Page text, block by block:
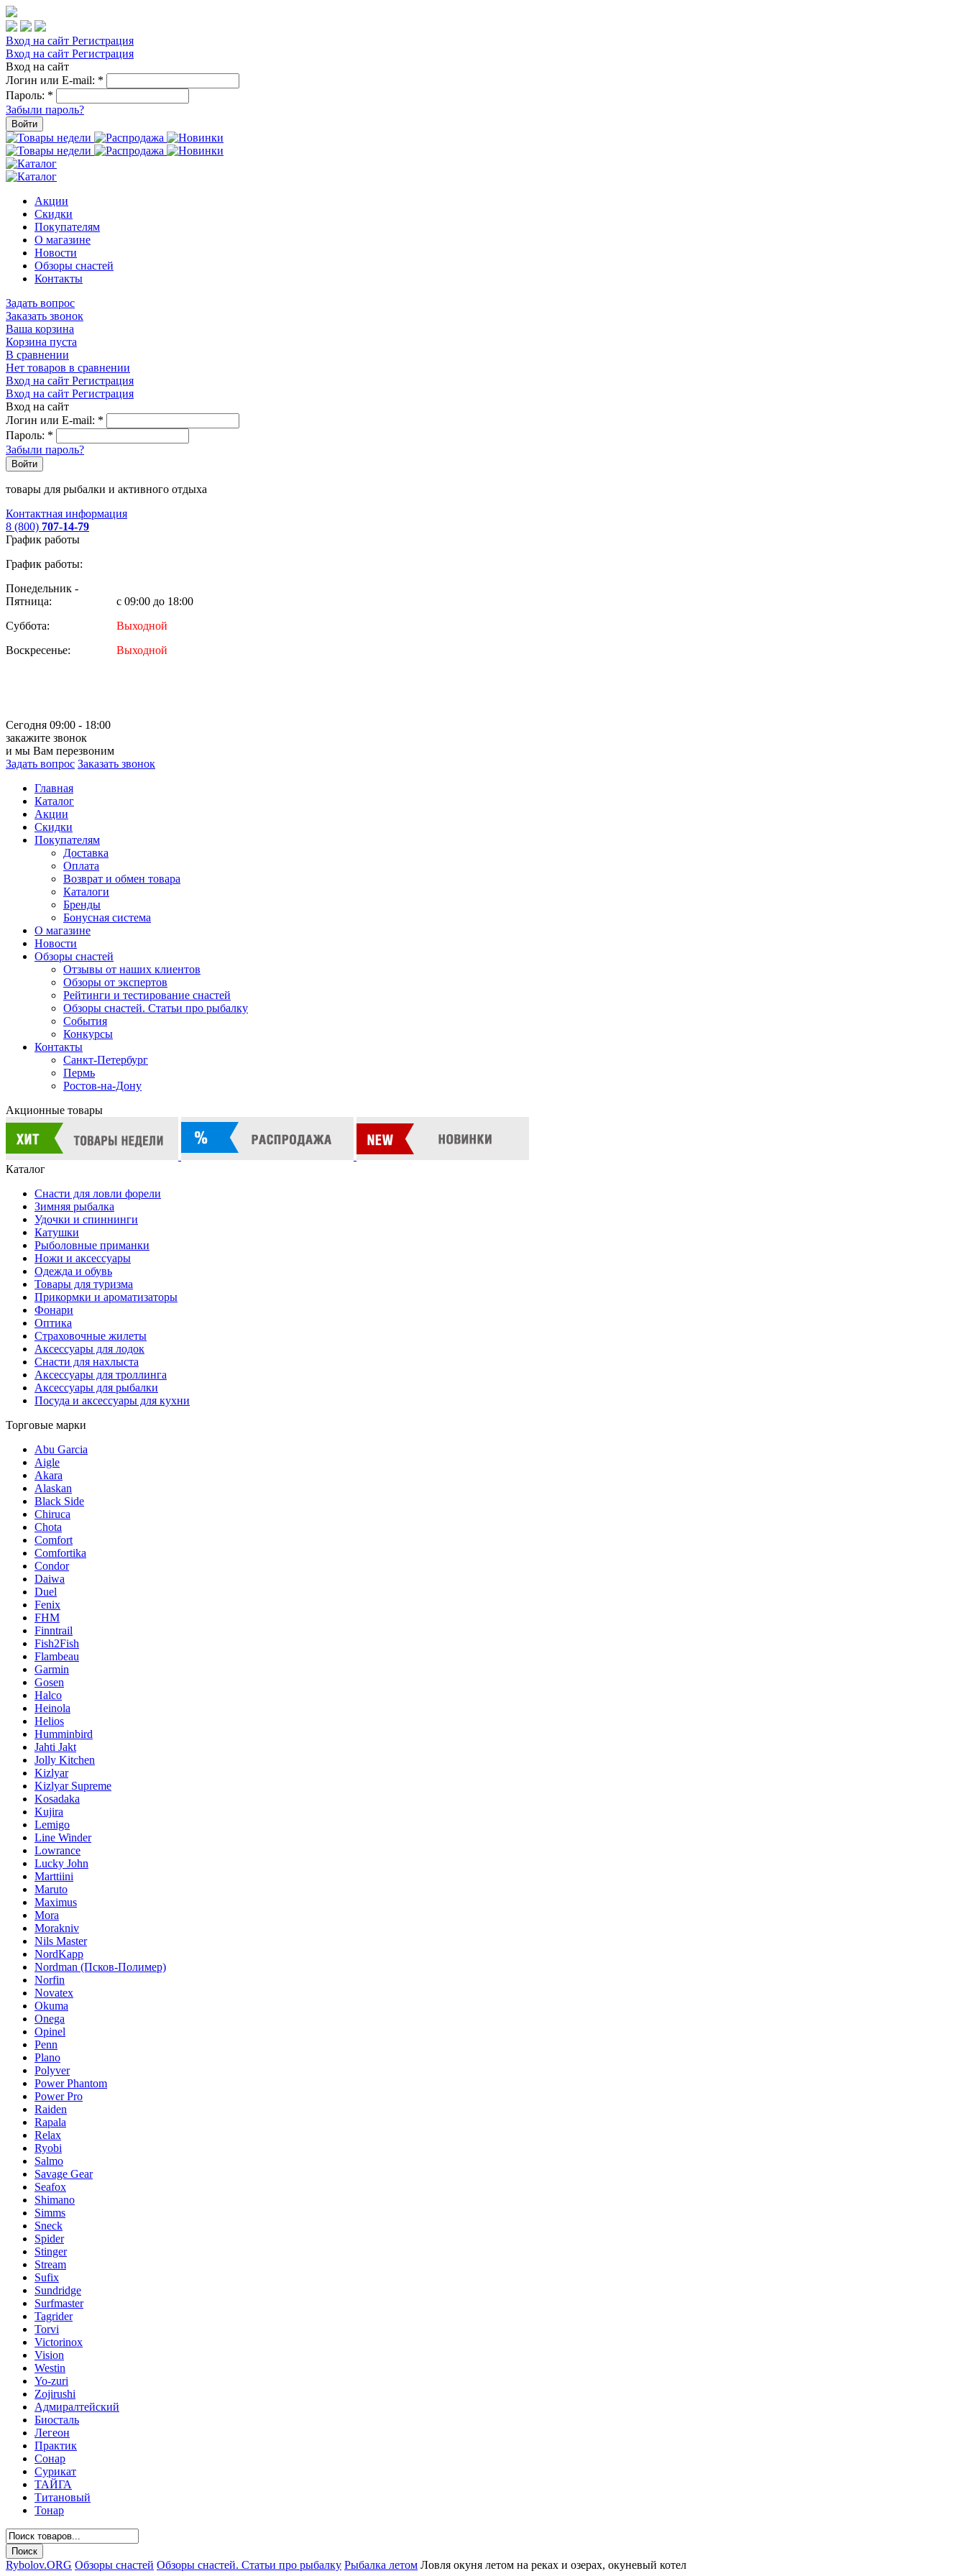
Вход на сайт Регистрация
Вход на сайт Регистрация
Вход на сайт
Логин или E-mail: *
Пароль: *
Забыли пароль?
Войти
Акции
Скидки
Покупателям
О магазине
Новости
Обзоры снастей
Контакты
Задать вопрос
Заказать звонок
Ваша корзина
Корзина пуста
В сравнении
Нет товаров в сравнении
Вход на сайт Регистрация
Вход на сайт Регистрация
Вход на сайт
Логин или E-mail: *
Пароль: *
Забыли пароль?
Войти
товары для рыбалки и активного отдыха
Контактная информация
8 (800) 707-14-79
График работы
График работы:
Понедельник -
Пятница:
с 09:00 до 18:00
Суббота:
Выходной
Воскресенье:
Выходной
Сегодня 09:00 - 18:00
закажите звонок
и мы Вам перезвоним
Задать вопрос Заказать звонок
Главная
Каталог
Акции
Скидки
Покупателям
Доставка
Оплата
Возврат и обмен товара
Каталоги
Бренды
Бонусная система
О магазине
Новости
Обзоры снастей
Отзывы от наших клиентов
Обзоры от экспертов
Рейтинги и тестирование снастей
Обзоры снастей. Статьи про рыбалку
События
Конкурсы
Контакты
Санкт-Петербург
Пермь
Ростов-на-Дону
Акционные товары
Каталог
Снасти для ловли форели
Зимняя рыбалка
Удочки и спиннинги
Катушки
Рыболовные приманки
Ножи и аксессуары
Одежда и обувь
Товары для туризма
Прикормки и ароматизаторы
Фонари
Оптика
Страховочные жилеты
Аксессуары для лодок
Снасти для нахлыста
Аксессуары для троллинга
Аксессуары для рыбалки
Посуда и аксессуары для кухни
Торговые марки
Abu Garcia
Aigle
Akara
Alaskan
Black Side
Chiruca
Chota
Comfort
Comfortika
Condor
Daiwa
Duel
Fenix
FHM
Finntrail
Fish2Fish
Flambeau
Garmin
Gosen
Halco
Heinola
Helios
Humminbird
Jahti Jakt
Jolly Kitchen
Kizlyar
Kizlyar Supreme
Kosadaka
Kujira
Lemigo
Line Winder
Lowrance
Lucky John
Marttiini
Maruto
Maximus
Mora
Morakniv
Nils Master
NordKapp
Nordman (Псков-Полимер)
Norfin
Novatex
Okuma
Onega
Opinel
Penn
Plano
Polyver
Power Phantom
Power Pro
Raiden
Rapala
Relax
Ryobi
Salmo
Savage Gear
Seafox
Shimano
Simms
Sneck
Spider
Stinger
Stream
Sufix
Sundridge
Surfmaster
Tagrider
Torvi
Victorinox
Vision
Westin
Yo-zuri
Zojirushi
Адмиралтейский
Биосталь
Легеон
Практик
Сонар
Сурикат
ТАЙГА
Титановый
Тонар
Rybolov.ORG Обзоры снастей Обзоры снастей. Статьи про рыбалку Рыбалка летом Ловля окуня летом на реках и озерах, окуневый котел